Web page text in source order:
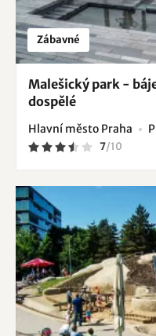
Zábavné
Malešický park -
dospělé
Hlavní město Praha
7/10